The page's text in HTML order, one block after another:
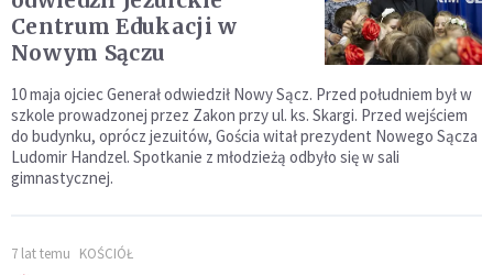
Centrum Edukacji w
Nowym Sączu
10 maja ojciec Generał odwiedził Nowy Sącz. Przed południem był w
szkole prowadzonej przez Zakon przy ul. ks. Skargi. Przed wejściem
do budynku, oprócz jezuitów, Gościa witał prezydent Nowego Sącza
Ludomir Handzel. Spotkanie z młodzieżą odbyło się w sali
gimnastycznej.
7 lat temu KOŚCIÓŁ